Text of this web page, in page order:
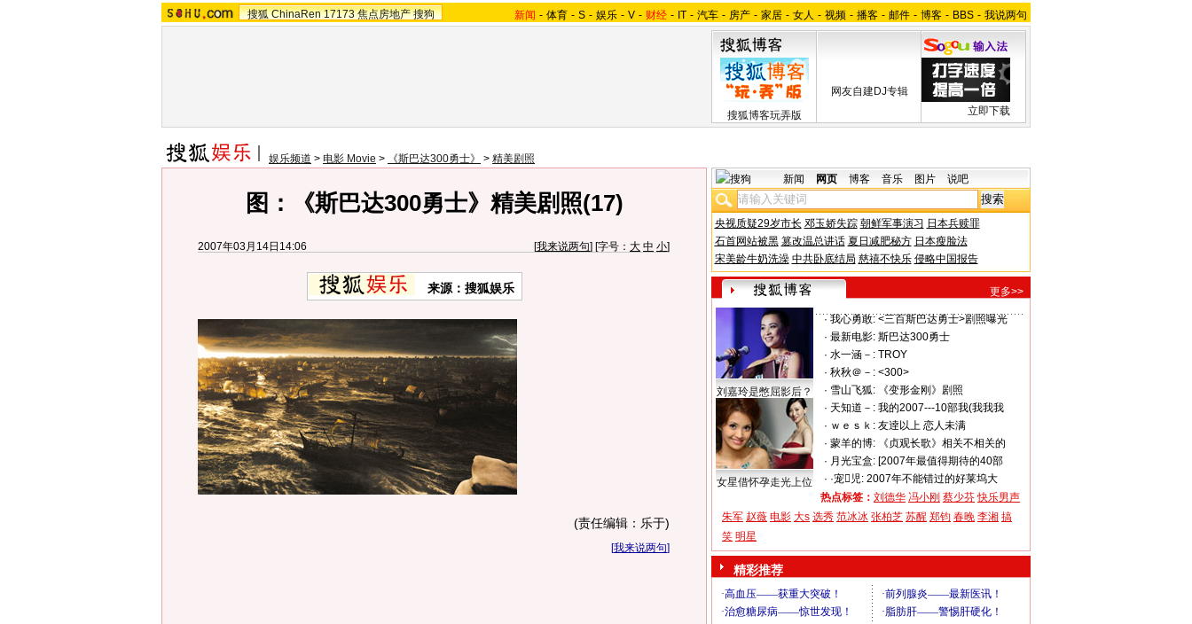
搜狐 ChinaRen 17173 焦点房地产 搜狗 新闻 - 体育 - S - 娱乐 - V - 财经 - IT - 汽车 - 房产 - 家居 - 女人 - 视频 - 播客 - 邮件 - 博客 - BBS - 我说两句
搜狐博客玩弄版
网友自建DJ专辑
立即下载
娱乐频道 > 电影 Movie > 《斯巴达300勇士》 > 精美剧照
图：《斯巴达300勇士》精美剧照(17)
2007年03月14日14:06 [我来说两句] [字号： 大 中 小]
来源：搜狐娱乐
(责任编辑：乐于)
[我来说两句]
新闻 网页 博客 音乐 图片 说吧
央视质疑29岁市长 邓玉娇失踪 朝鲜军事演习 日本兵赎罪
石首网站被黑 篡改温总讲话 夏日减肥秘方 日本瘦脸法
宋美龄牛奶洗澡 中共卧底结局 慈禧不快乐 侵略中国报告
更多>>
刘嘉玲是憋屈影后？
女星借怀孕走光上位
· 我心勇敢: <三百斯巴达勇士>剧照曝光
· 最新电影: 斯巴达300勇士
· 水一涵－: TROY
· 秋秋＠－: <300>
· 雪山飞狐:
《变形金刚》剧照
· 天知道－: 我的2007---10部我(我我我
· ｗｅｓｋ: 友逹以上 恋人未满
· 蒙羊的博:
《贞观长歌》相关不相关的
· 月光宝盒: [2007年最值得期待的40部
· ·宠児: 2007年不能错过的好莱坞大
热点标签： 刘德华 冯小刚 蔡少芬 快乐男声
朱军 赵薇 电影 大s 选秀 范冰冰 张柏芝 苏醒 郑钧 春晚 李湘 搞
笑 明星
精彩推荐